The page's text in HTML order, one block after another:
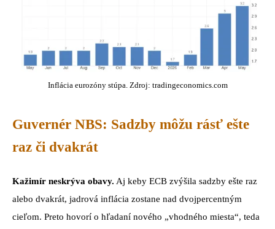
Inflácia eurozóny stúpa. Zdroj: tradingeconomics.com
Guvernér NBS: Sadzby môžu rásť ešte
raz či dvakrát
Kažimír neskrýva obavy. Aj keby ECB zvýšila sadzby ešte raz
alebo dvakrát, jadrová inflácia zostane nad dvojpercentným
cieľom. Preto hovorí o hľadaní nového „vhodného miesta“, teda